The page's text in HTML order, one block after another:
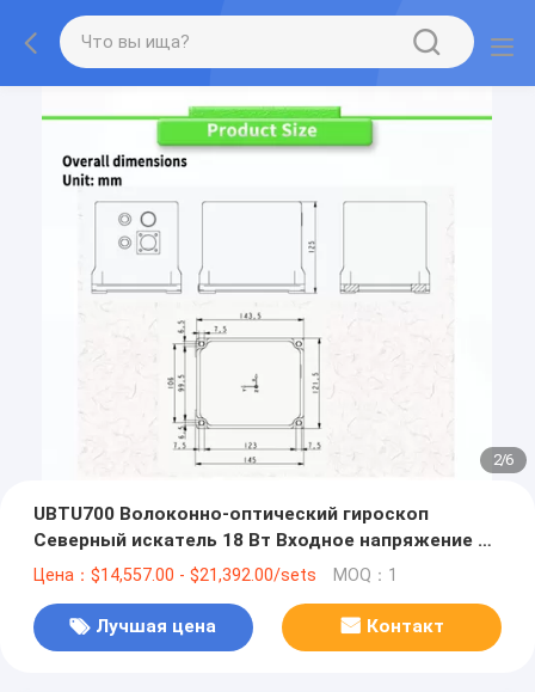
2/6
UBTU700 Волоконно-оптический гироскоп
Северный искатель 18 Вт Входное напряжение и
точная навигация
Цена：$14,557.00 - $21,392.00/sets MOQ：1
Лучшая цена Контакт